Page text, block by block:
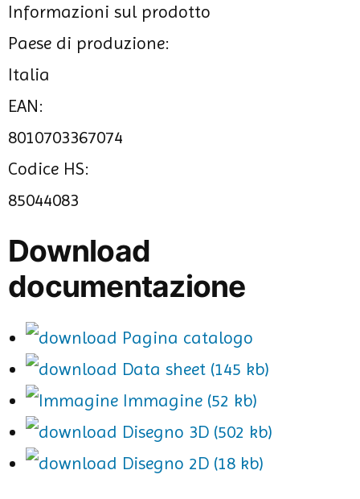
Informazioni sul prodotto
Paese di produzione:
Italia
EAN:
8010703367074
Codice HS:
85044083
Download
documentazione
Pagina catalogo
Data sheet (145 kb)
Immagine (52 kb)
Disegno 3D (502 kb)
Disegno 2D (18 kb)